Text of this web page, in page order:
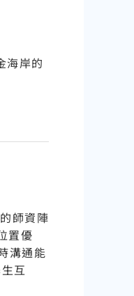
岸的
師資陣
置優
溝通能
互